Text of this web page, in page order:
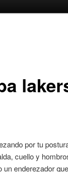
por tu
cuello y
enderezador